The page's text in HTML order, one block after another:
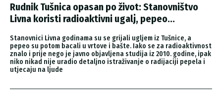
Rudnik Tušnica opasan po život: Stanovništvo
Livna koristi radioaktivni ugalj, pepeo...
Stanovnici Livna godinama su se grijali ugljem iz Tušnice, a
pepeo su potom bacali u vrtove i bašte. Iako se za radioaktivnost
znalo i prije nego je javno objavljena studija iz 2010. godine, ipak
niko nikad nije uradio detaljno istraživanje o radijaciji pepela i
utjecaju na ljude